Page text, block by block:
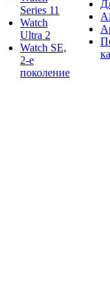
Series 11
Watch
Ultra 2
Watch SE,
2-е
поколение